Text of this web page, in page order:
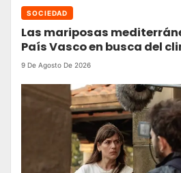
SOCIEDAD
Las mariposas
País Vasco en busca del
9 De Agosto De 2026